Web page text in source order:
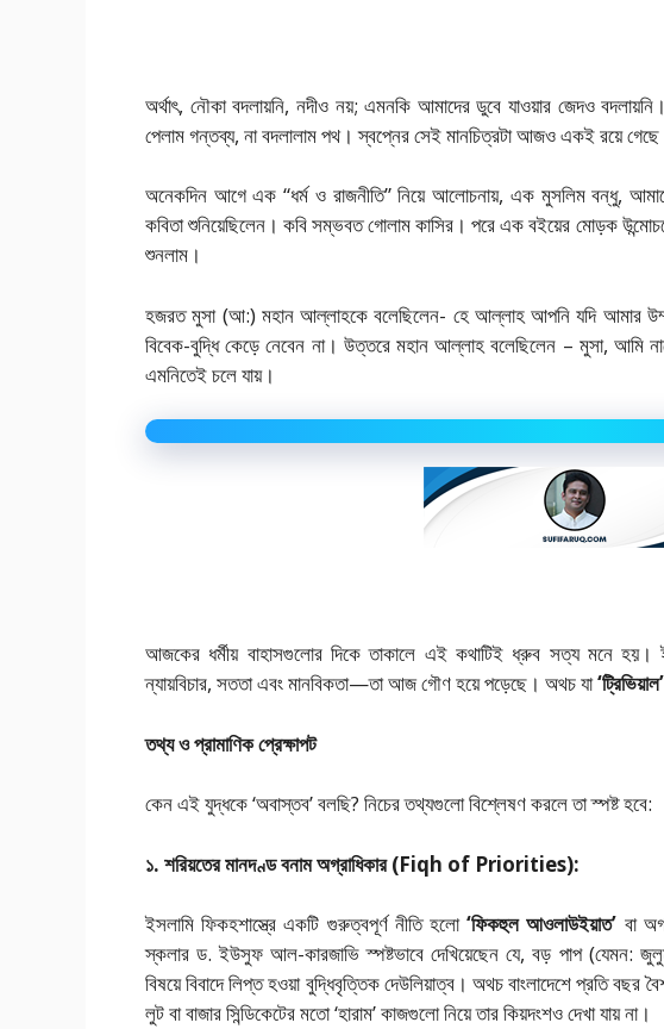
অর্থাৎ, নৌকা বদলায়নি, নদীও নয়; এমনকি আমাদের ডুবে যাওয়ার জেদও
পেলাম গন্তব্য, না বদলালাম পথ। স্বপ্নের সেই মানচিত্রটা আজও একই রয়ে
অনেকদিন আগে এক “ধর্ম ও রাজনীতি” নিয়ে আলোচনায়, এক মুসলিম বন্ধু,
কবিতা শুনিয়েছিলেন। কবি সম্ভবত গোলাম কাসির। পরে এক বইয়ের মোড়ক
শুনলাম।
হজরত মুসা (আ:) মহান আল্লাহকে বলেছিলেন- হে আল্লাহ আপনি যদি আমার
বিবেক-বুদ্ধি কেড়ে নেবেন না। উত্তরে মহান আল্লাহ বলেছিলেন – মুসা, আমি
এমনিতেই চলে যায়।
আজকের ধর্মীয় বাহাসগুলোর দিকে তাকালে এই কথাটিই ধ্রুব সত্য মনে হয়।
ন্যায়বিচার, সততা এবং মানবিকতা—তা আজ গৌণ হয়ে পড়েছে। অথচ যা‘ট্রিভিয়াল’
তথ্য ও প্রামাণিক প্রেক্ষাপট
কেন এই যুদ্ধকে ‘অবাস্তব’ বলছি? নিচের তথ্যগুলো বিশ্লেষণ করলে তা স্পষ্ট হবে:
১. শরিয়তের মানদণ্ড বনাম অগ্রাধিকার (Fiqh of Priorities):
ইসলামি ফিকহশাস্ত্রে একটি গুরুত্বপূর্ণ নীতি হলো‘ফিকহুল আওলাউইয়াত’ বা
স্কলার ড. ইউসুফ আল-কারজাভি স্পষ্টভাবে দেখিয়েছেন যে, বড় পাপ (যেমন:
বিষয়ে বিবাদে লিপ্ত হওয়া বুদ্ধিবৃত্তিক দেউলিয়াত্ব। অথচ বাংলাদেশে প্রতি বছর
লুট বা বাজার সিন্ডিকেটের মতো ‘হারাম’ কাজগুলো নিয়ে তার কিয়দংশও দেখা যায় না।